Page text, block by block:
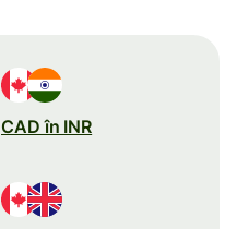
CAD în INR